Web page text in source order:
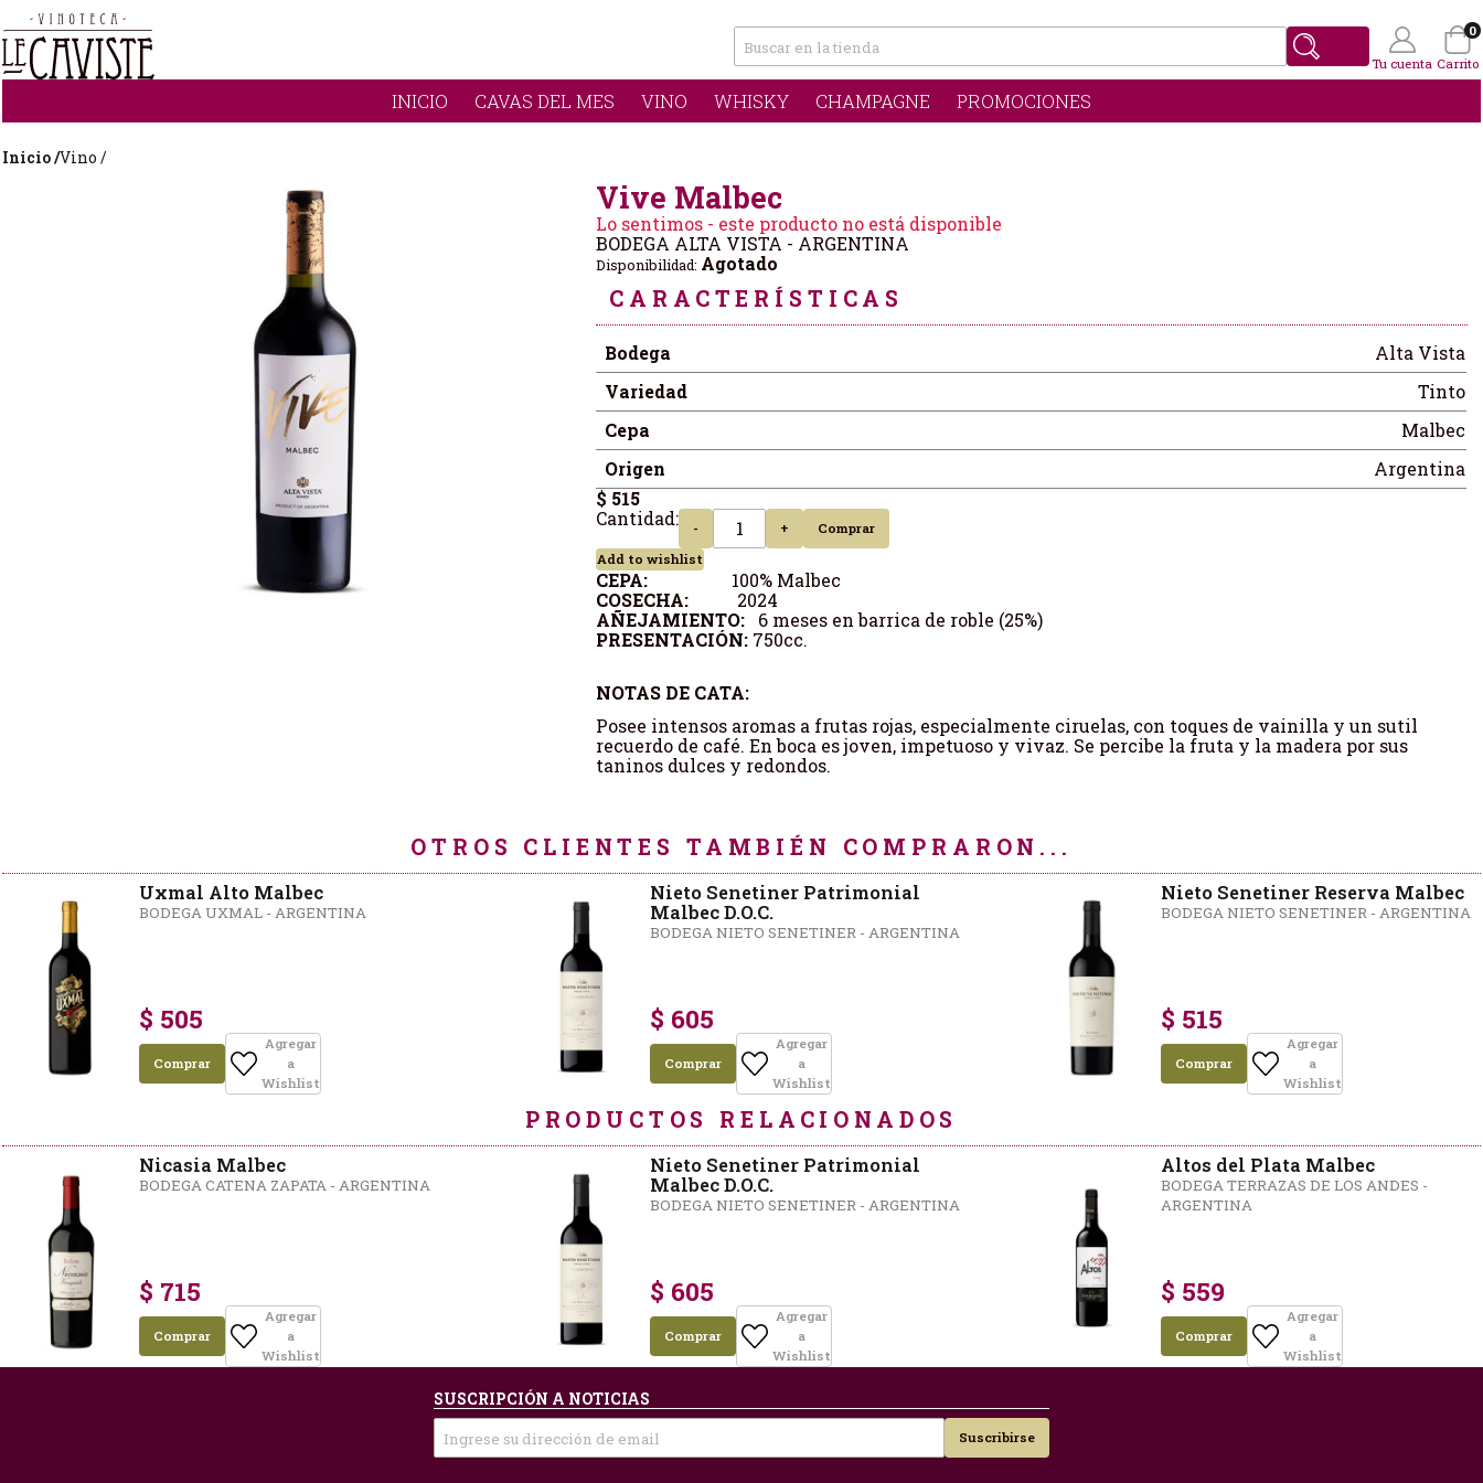
INICIO CAVAS DEL MES VINO WHISKY CHAMPAGNE PROMOCIONES
Tu cuenta Carrito
0
Inicio /Vino /
Vive Malbec
Lo sentimos - este producto no está disponible
BODEGA ALTA VISTA - ARGENTINA
Disponibilidad: Agotado
CARACTERÍSTICAS
Bodega
Alta Vista
Variedad
Tinto
Cepa
Malbec
Origen
Argentina
$ 515
Cantidad:
- +
Comprar
Add to wishlist
CEPA: 100% Malbec
COSECHA: 2024
AÑEJAMIENTO: 6 meses en barrica de roble (25%)
PRESENTACIÓN: 750cc.
NOTAS DE CATA:
Posee intensos aromas a frutas rojas, especialmente ciruelas, con toques de vainilla y un sutil
recuerdo de café. En boca es joven, impetuoso y vivaz. Se percibe la fruta y la madera por sus
taninos dulces y redondos.
OTROS CLIENTES TAMBIÉN COMPRARON...
Uxmal Alto Malbec
BODEGA UXMAL - ARGENTINA
$ 505
Comprar
Agregar
a
Wishlist
Nieto Senetiner Patrimonial
Malbec D.O.C.
BODEGA NIETO SENETINER - ARGENTINA
$ 605
Comprar
Agregar
a
Wishlist
Nieto Senetiner Reserva Malbec
BODEGA NIETO SENETINER - ARGENTINA
$ 515
Comprar
Agregar
a
Wishlist
PRODUCTOS RELACIONADOS
Nicasia Malbec
BODEGA CATENA ZAPATA - ARGENTINA
$ 715
Comprar
Agregar
a
Wishlist
Nieto Senetiner Patrimonial
Malbec D.O.C.
BODEGA NIETO SENETINER - ARGENTINA
$ 605
Comprar
Agregar
a
Wishlist
Altos del Plata Malbec
BODEGA TERRAZAS DE LOS ANDES -
ARGENTINA
$ 559
Comprar
Agregar
a
Wishlist
SUSCRIPCIÓN A NOTICIAS
Suscribirse